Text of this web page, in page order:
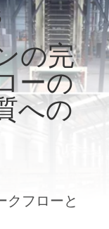
の完
ーの
への
クフローと